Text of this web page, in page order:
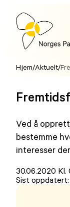
Hopp
innholdNorges
Hjem/Aktuelt/
Ved å
bestemme
interesser
Lagt
ut
på
30.06.2020 Kl.
Sist oppdatert: